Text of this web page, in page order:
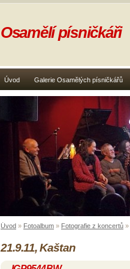
Úvod Galerie Osamělých písničkářů
Osamělí písničkáři
Úvod » Fotoalbum » Fotografie z koncertů »
21.9.11, Kaštan